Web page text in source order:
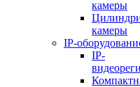
камеры
камеры
IP-
IP-